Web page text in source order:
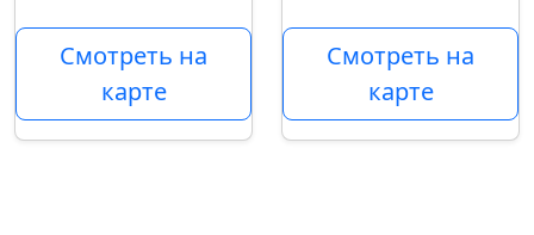
Смотреть на
карте
Смотреть на
карте